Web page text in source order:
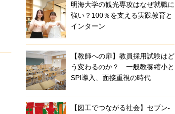
明海大学の観光専攻はなぜ就職に
強い？100％を支える実践教育と
インターン
【教師への扉】教員採用試験はど
う変わるのか？ 一般教養縮小と
SPI導入、面接重視の時代
【図工でつながる社会】セブン‐